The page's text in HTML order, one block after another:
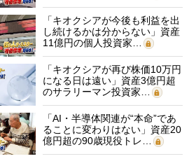
「キオクシアが今後も利益を出
し続けるかは分からない」資産
11億円の個人投資家…
「キオクシアが再び株価10万円
になる日は遠い」資産3億円超
のサラリーマン投資家…
「AI・半導体関連が“本命”であ
ることに変わりはない」資産20
億円超の90歳現役トレ…